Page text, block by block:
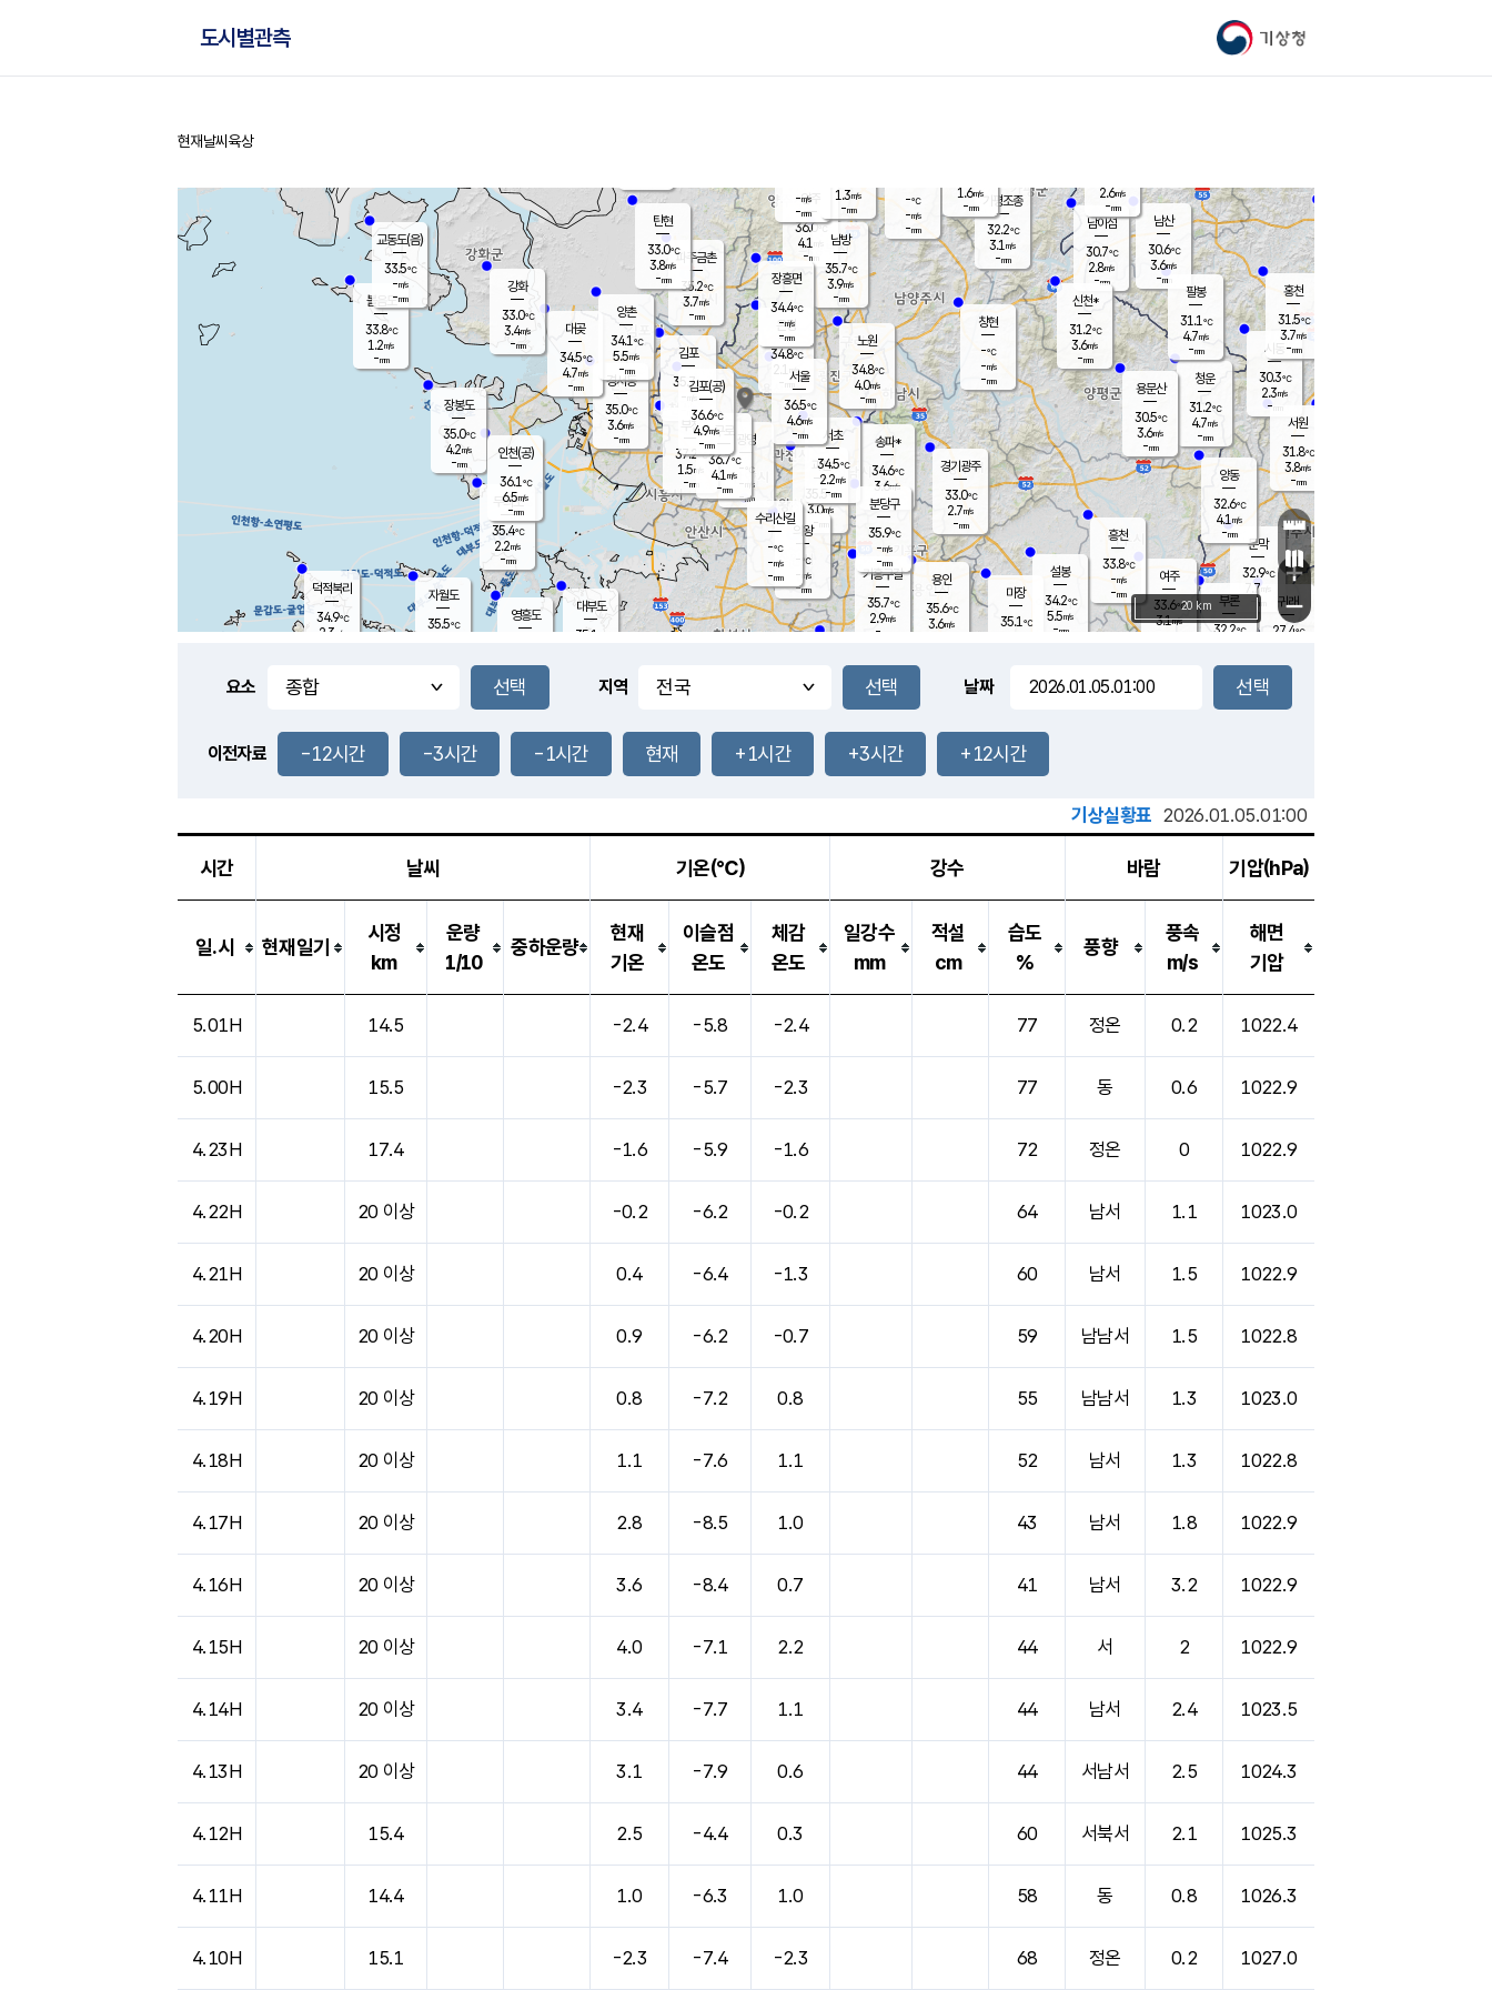
기상청
도시별관측
홈
현재날씨 육상
풍도
2.3m/s
문막
32.9℃
7.7m/s
mm
남이섬
30.7℃
2.8m/s
-mm
무의도
35.4℃
2.2m/s
-mm
영흥도
볼음도
33.8℃
1.2m/s
-mm
자월도
35.5℃
양주
36.0℃
4.1
-mm
부론
32.2℃
과천
35.5℃
3.0m/s
- mm
남산
30.6℃
3.6m/s
-mm
장봉도
35.0℃
4.2m/s
-mm
-mm
청운
31.2℃
4.7m/s
-mm
팔봉
31.1℃
4.7m/s
-mm
-mm
용인
35.6℃
3.6m/s
여주
33.6℃
3.1m/s
양동
32.6℃
4.1m/s
-mm
경기광주
33.0℃
2.7m/s
-mm
장호원
2.6m/s
-mm
36.1
℃
대부도
35.1
-
경서동
35.0℃
3.6m/s
-mm
파주금촌
35.2℃
3.7m/s
-mm
가평조종
32.2℃
3.1 m/s
-mm
-℃
-m/s
-mm
대곶
34.5℃
4.7m/s
-mm
신천*
31.2℃
3.6m/s
-mm
창현
-℃
-m/s
-mm
탄현
33.0℃
3.8m/s
-mm
1.6m/s
-mm
36.8℃
2.3m/s
-mm
흥천
33.8℃
-m/s
-mm
마장
35.1℃
의왕
- ℃
-m/s
-mm
김포
35.7℃
-m/s
mm
설봉
34.2℃
5.5m/s
-mm
광명
- ℃
-m/s
-mm
부천
37.2℃
1.5m/s
-mm
-mm
양촌
34.1℃
5.5m/s
-mm
구로
36.7℃
4.1 m/s
-mm
은평
34.8℃
2.1 m/s
- mm
노원
34.8℃
4.0m/s
-mm
송파*
34.6℃
3.6m/s
-mm
서초
34.5℃
2.2m/s
-mm
남방
35.7℃
3.9m/s
-mm
기흥구갈
35.7℃
2.9m/s
-
수리산길
-℃
-m/s
-mm
분당구
35.9℃
-m/s
-mm
장흥면
34.4℃
-m/s
-mm
-m/s
-mm
시동
30.3℃
2.3m/s
- mm
귀래
27.4℃
서원
31.8℃
3.8m/s
-mm
용문산
30.5℃
3.6m/s
-mm
덕적북리
34.9℃
2.3 m/s
홍천
31.5℃
3.7m/s
-mm
강화
33.0℃
3.4m/s
-mm
인천(공)
36.1℃
6.5m/s
-mm
김포(공)
36.6℃
4.9m/s
-mm
서울
36.5℃
4.6m/s
-mm
1.3m/s
-mm
교동도(음)
33.5℃
-m/s
-mm
+
−
20 km
요소 지역 날짜
이전자료 -12시간 -3시간 -1시간 현재 +1시간 +3시간 +12시간
기상실황표 2026.01.05.01:00
시간 날씨 기온(℃) 강수 바람 기압(hPa)
일.시 현재일기
시정
km
운량
1/10
중하운량
현재
기온
이슬점
온도
체감
온도
일강수
mm
적설
cm
습도
%
풍향
풍속
m/s
해면
기압
5.01H 14.5 -2.4 -5.8 -2.4 77 정온 0.2 1022.4
5.00H 15.5 -2.3 -5.7 -2.3 77 동 0.6 1022.9
4.23H 17.4 -1.6 -5.9 -1.6 72 정온 0 1022.9
4.22H 20 이상 -0.2 -6.2 -0.2 64 남서 1.1 1023.0
4.21H 20 이상 0.4 -6.4 -1.3 60 남서 1.5 1022.9
4.20H 20 이상 0.9 -6.2 -0.7 59 남남서 1.5 1022.8
4.19H 20 이상 0.8 -7.2 0.8 55 남남서 1.3 1023.0
4.18H 20 이상 1.1 -7.6 1.1 52 남서 1.3 1022.8
4.17H 20 이상 2.8 -8.5 1.0 43 남서 1.8 1022.9
4.16H 20 이상 3.6 -8.4 0.7 41 남서 3.2 1022.9
4.15H 20 이상 4.0 -7.1 2.2 44 서 2 1022.9
4.14H 20 이상 3.4 -7.7 1.1 44 남서 2.4 1023.5
4.13H 20 이상 3.1 -7.9 0.6 44 서남서 2.5 1024.3
4.12H 15.4 2.5 -4.4 0.3 60 서북서 2.1 1025.3
4.11H 14.4 1.0 -6.3 1.0 58 동 0.8 1026.3
4.10H 15.1 -2.3 -7.4 -2.3 68 정온 0.2 1027.0